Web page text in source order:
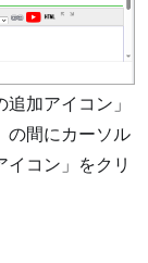
加アイコン」
の間にカーソル
イコン」をクリ